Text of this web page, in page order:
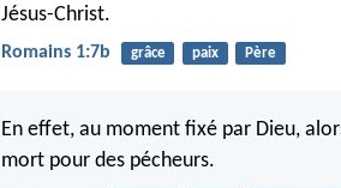
Jésus-Christ.
Romains 1:7b grâce paix Père
En effet, au moment fixé par Dieu,
mort pour des pécheurs.